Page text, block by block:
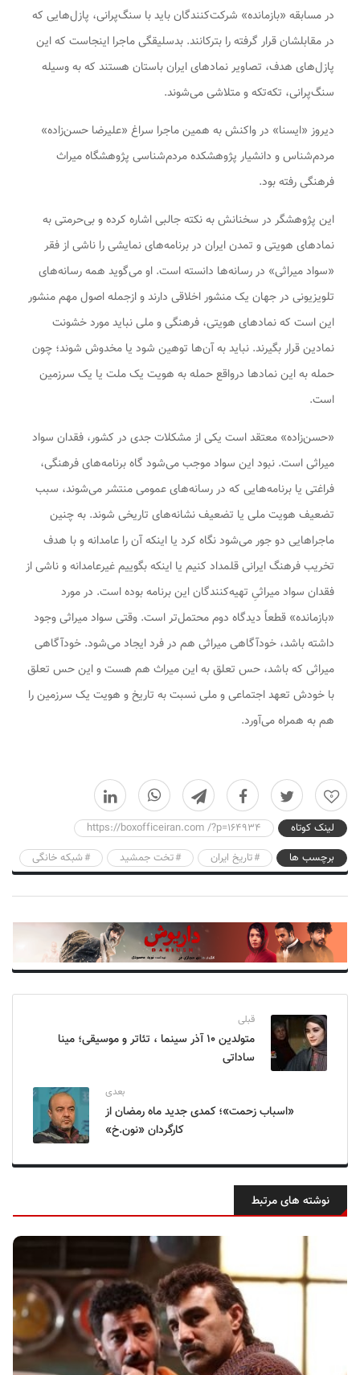
در مسابقه «بازمانده» شرکت‌کنندگان باید با سنگ‌پرانی، پازل‌هایی که
در مقابلشان قرار گرفته را بترکانند. بدسلیقگی ماجرا اینجاست که این
پازل‌های هدف، تصاویر نمادهای ایران باستان هستند که به وسیله
سنگ‌پرانی، تکه‌تکه و متلاشی می‌شوند.
دیروز «ایسنا» در واکنش به همین ماجرا سراغ «علیرضا حسن‌زاده»
مردم‌شناس و دانشیار پژوهشکده مردم‌شناسی پژوهشگاه میراث
فرهنگی رفته بود.
این پژوهشگر در سخنانش به نکته جالبی اشاره کرده و بی‌حرمتی به
نمادهای هویتی و تمدن ایران در برنامه‌های نمایشی را ناشی از فقر
«سواد میراثی» در رسانه‌ها دانسته است. او می‌گوید همه رسانه‌های
تلویزیونی در جهان یک منشور اخلاقی دارند و ازجمله اصول مهم منشور
این است که نمادهای هویتی، فرهنگی و ملی نباید مورد خشونت
نمادین قرار بگیرند. نباید به آن‌ها توهین شود یا مخدوش شوند؛ چون
حمله به این نمادها درواقع حمله به هویت یک ملت یا یک سرزمین
است.
«حسن‌زاده» معتقد است یکی از مشکلات جدی در کشور، فقدان سواد
میراثی است. نبود این سواد موجب می‌شود گاه برنامه‌های فرهنگی،
فراغتی یا برنامه‌هایی که در رسانه‌های عمومی منتشر می‌شوند، سبب
تضعیف هویت ملی یا تضعیف نشانه‌های تاریخی شوند. به چنین
ماجراهایی دو جور می‌شود نگاه کرد یا اینکه آن را عامدانه و با هدف
تخریب فرهنگ ایرانی قلمداد کنیم یا اینکه بگوییم غیرعامدانه و ناشی از
فقدان سواد میراثیِ تهیه‌کنندگان این برنامه بوده است. در مورد
«بازمانده» قطعاً دیدگاه دوم محتمل‌تر است. وقتی سواد میراثی وجود
داشته باشد، خودآگاهی میراثی هم در فرد ایجاد می‌شود. خودآگاهی
میراثی که باشد، حس تعلق به این میراث هم هست و این حس تعلق
با خودش تعهد اجتماعی و ملی نسبت به تاریخ و هویت یک سرزمین را
هم به همراه می‌آورد.
0
لینک کوتاه
https://boxofficeiran.com /?p=164934
برچسب ها
تاریخ ایران تخت جمشید شبکه خانگی
قبلی
متولدین ۱۰ آذر سینما ، تئاتر و موسیقی؛ مینا
ساداتی
بعدی
«اسباب زحمت»؛ کمدی جدید ماه رمضان از
کارگردان «نون.خ»
نوشته های مرتبط